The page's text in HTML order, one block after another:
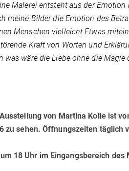
Malerei entsteht aus der
meine Bilder die Emotion des
Menschen vielleicht Etwas
Kraft von Worten und
was wäre die Liebe ohne die Magie
von Martina Kolle ist
zu sehen. Öffnungszeiten täglich
18 Uhr im Eingangsbereich des